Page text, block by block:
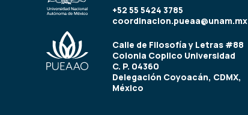
+52 55 5424 3785
coordinacion.pueaa@unam.mx
Calle de Filosofía y Letras #88
Colonia Copilco Universidad
C. P. 04360
Delegación Coyoacán, CDMX,
México